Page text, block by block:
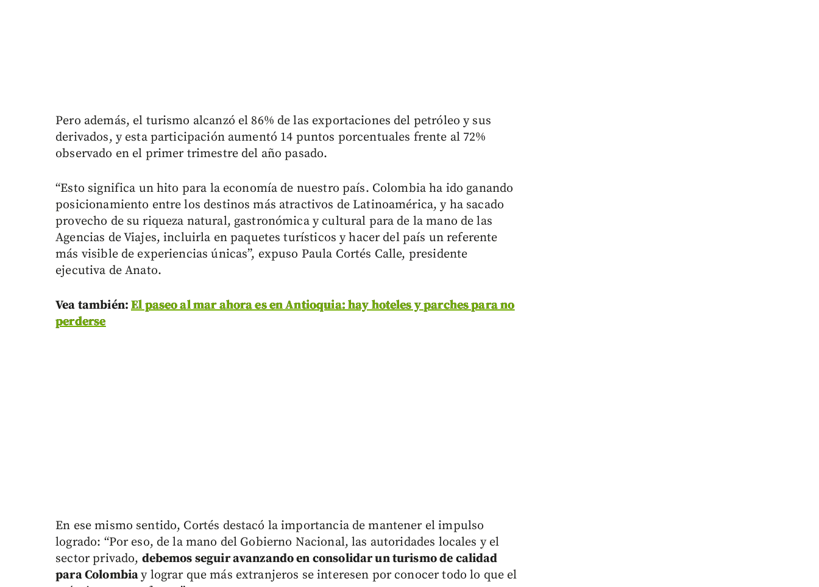
Pero además, el turismo alcanzó el 86% de las exportaciones del petróleo y sus
derivados, y esta participación aumentó 14 puntos porcentuales frente al 72%
observado en el primer trimestre del año pasado.
“Esto significa un hito para la economía de nuestro país. Colombia ha ido ganando
posicionamiento entre los destinos más atractivos de Latinoamérica, y ha sacado
provecho de su riqueza natural, gastronómica y cultural para de la mano de las
Agencias de Viajes, incluirla en paquetes turísticos y hacer del país un referente
más visible de experiencias únicas”, expuso Paula Cortés Calle, presidente
ejecutiva de Anato.
Vea también:El paseo al mar ahora es en Antioquia: hay hoteles y parches para no
perderse
En ese mismo sentido, Cortés destacó la importancia de mantener el impulso
logrado: “Por eso, de la mano del Gobierno Nacional, las autoridades locales y el
sector privado, debemos seguir avanzando en consolidar un turismo de calidad
para Colombiay lograr que más extranjeros se interesen por conocer todo lo que el